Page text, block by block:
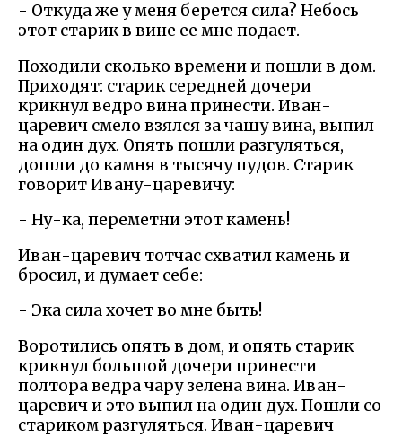
- Откуда же у меня берется сила? Небось
этот старик в вине ее мне подает.
Походили сколько времени и пошли в дом.
Приходят: старик середней дочери
крикнул ведро вина принести. Иван-
царевич смело взялся за чашу вина, выпил
на один дух. Опять пошли разгуляться,
дошли до камня в тысячу пудов. Старик
говорит Ивану-царевичу:
- Ну-ка, переметни этот камень!
Иван-царевич тотчас схватил камень и
бросил, и думает себе:
- Эка сила хочет во мне быть!
Воротились опять в дом, и опять старик
крикнул большой дочери принести
полтора ведра чару зелена вина. Иван-
царевич и это выпил на один дух. Пошли со
стариком разгуляться. Иван-царевич